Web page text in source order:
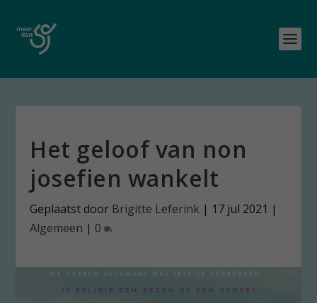
Het geloof van non
josefien wankelt
Geplaatst door Brigitte Leferink | 17 jul 2021 |
Algemeen | 0